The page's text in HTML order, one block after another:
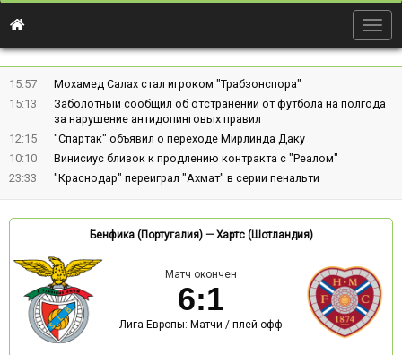
15:57
Мохамед Салах стал игроком "Трабзонспора"
15:13
Заболотный сообщил об отстранении от футбола на полгода
за нарушение антидопинговых правил
12:15
"Спартак" объявил о переходе Мирлинда Даку
10:10
Винисиус близок к продлению контракта с "Реалом"
23:33
"Краснодар" переиграл "Ахмат" в серии пенальти
Бенфика (Португалия)— Хартс (Шотландия)
Матч окончен
6:1
Лига Европы: Матчи / плей-офф